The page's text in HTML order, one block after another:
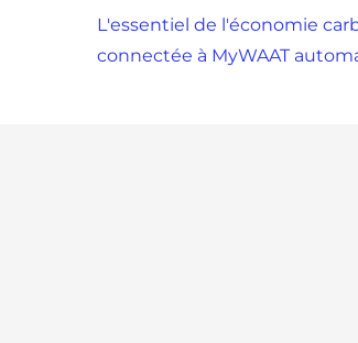
L'essentiel de l'économie
connectée à MyWAAT